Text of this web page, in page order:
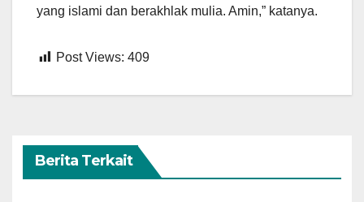
yang islami dan berakhlak mulia. Amin,” katanya.
Post Views: 409
Berita Terkait